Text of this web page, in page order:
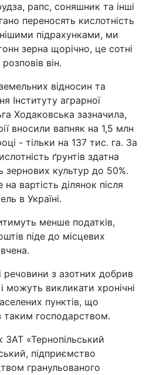
Наука
Лайт
Інциденти
Туризм
Погода
Статті
Думки
Вакансії
Фотобанк
Пресцентр
рапс, соняшник та інші
переносять кислотність
підрахунками, ми
зерна щорічно, це сотні
він.
відносин та
Інституту аграрної
Ходаковська зазначила,
вносили вапняк на 1,5 млн
- тільки на 137 тис. га. За
ґрунтів здатна
зернових культур до 50%.
вартість ділянок після
в Україні.
менше податків,
піде до місцевих
речовини з азотних добрив
можуть викликати хронічні
пунктів, що
таким господарством.
ЗАТ «Тернопільський
підприємство
гранульованого